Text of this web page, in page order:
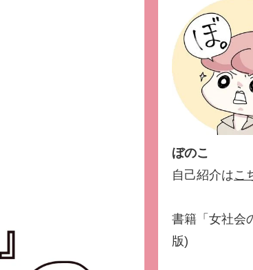
ぼのこ
自己紹介はこ
書籍「女社会
版)